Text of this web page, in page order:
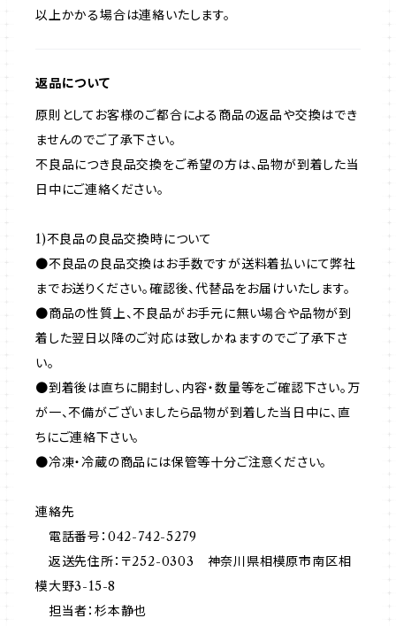
以上かかる場合は連絡いたします。
返品について
原則としてお客様のご都合による商品の返品や交換はでき
ませんのでご了承下さい。
不良品につき良品交換をご希望の方は、品物が到着した当
日中にご連絡ください。
1)不良品の良品交換時について
●不良品の良品交換はお手数ですが送料着払いにて弊社
までお送りください。確認後、代替品をお届けいたします。
●商品の性質上、不良品がお手元に無い場合や品物が到
着した翌日以降のご対応は致しかねますのでご了承下さ
い。
●到着後は直ちに開封し、内容・数量等をご確認下さい。万
が一、不備がございましたら品物が到着した当日中に、直
ちにご連絡下さい。
●冷凍・冷蔵の商品には保管等十分ご注意ください。
連絡先
電話番号：042-742-5279
返送先住所：〒252-0303 神奈川県相模原市南区相
模大野3-15-8
担当者：杉本静也